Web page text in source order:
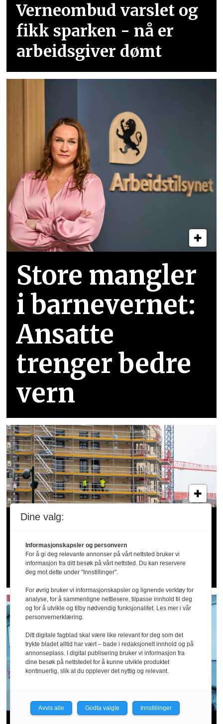
Verneombud varslet og
fikk sparken - nå er
arbeidsgiver dømt
Store mangler
i barnevernet:
Ansatte
trenger bedre
vern
20 alvorlige fall­
ulykker siden april: –
Dette er for høye tall
Dine valg:
Informasjonskapsler og personvern
For å gi deg relevante annonser på vårt nettsted bruker vi
informasjon fra ditt besøk på vårt nettsted. Du kan reservere
deg mot dette under "Innstillinger".
For øvrig bruker vi informasjonskapsler og lignende verktøy for
analyse, for å sammenligne nettlesere, tilpasse innhold til deg
og for å utvikle og tilby nødvendig funksjonalitet. Les mer i vår
personvernerklæring.
Ditt digitale fagblad skal være like relevant for deg som det
trykte bladet alltid har vært – bade i redaksjonelt innhold og på
annonseplass. I digital publisering bruker vi informasjon fra
dine besøk på nettstedet for å kunne utvikle produktet
kontinuerlig, slik at du opplever det nyttig og relevant.
Avvis alle Godta valgte Innstillinger